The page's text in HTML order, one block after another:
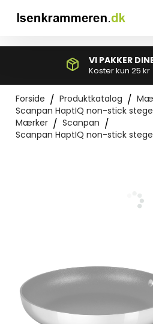
Forside / Produktkatalog /
Scanpan HaptIQ non-stick
Mærker / Scanpan /
Scanpan HaptIQ non-stick